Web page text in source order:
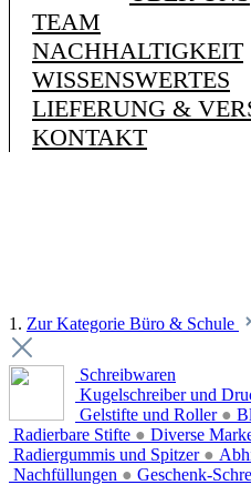
TEAM
NACHHALTIGKEIT
WISSENSWERTES
LIEFERUNG &
KONTAKT
1. Zur Kategorie Büro & Schule
Schreibwaren
Kugelschreiber und
Gelstifte und Roller ●
Radierbare Stifte ● Diverse
Radiergummis und Spitzer ●
Nachfüllungen ● Geschenk-